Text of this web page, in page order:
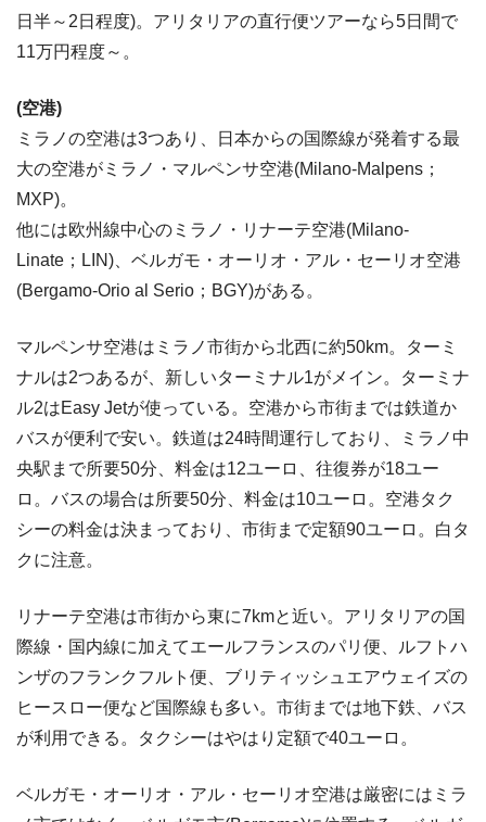
日半～2日程度)。アリタリアの直行便ツアーなら5日間で
11万円程度～。
(空港)
ミラノの空港は3つあり、日本からの国際線が発着する最
大の空港がミラノ・マルペンサ空港(Milano-Malpens；
MXP)。
他には欧州線中心のミラノ・リナーテ空港(Milano-
Linate；LIN)、ベルガモ・オーリオ・アル・セーリオ空港
(Bergamo-Orio al Serio；BGY)がある。
マルペンサ空港はミラノ市街から北西に約50km。ターミ
ナルは2つあるが、新しいターミナル1がメイン。ターミナ
ル2はEasy Jetが使っている。空港から市街までは鉄道か
バスが便利で安い。鉄道は24時間運行しており、ミラノ中
央駅まで所要50分、料金は12ユーロ、往復券が18ユー
ロ。バスの場合は所要50分、料金は10ユーロ。空港タク
シーの料金は決まっており、市街まで定額90ユーロ。白タ
クに注意。
リナーテ空港は市街から東に7kmと近い。アリタリアの国
際線・国内線に加えてエールフランスのパリ便、ルフトハ
ンザのフランクフルト便、ブリティッシュエアウェイズの
ヒースロー便など国際線も多い。市街までは地下鉄、バス
が利用できる。タクシーはやはり定額で40ユーロ。
ベルガモ・オーリオ・アル・セーリオ空港は厳密にはミラ